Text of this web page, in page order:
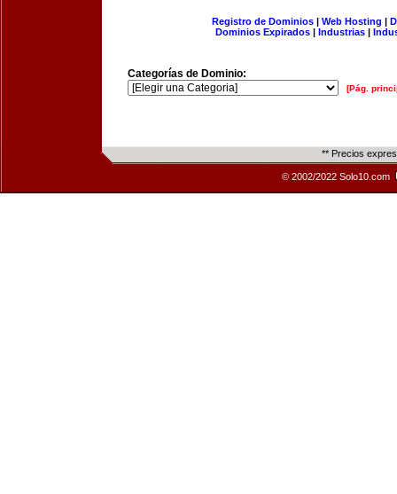
Registro de Dominios| Web Hosting |
Dominios Expirados | Industrias |
Categorías de Dominio:
[Pág.
** Precios
© 2002/2022 Solo10.com